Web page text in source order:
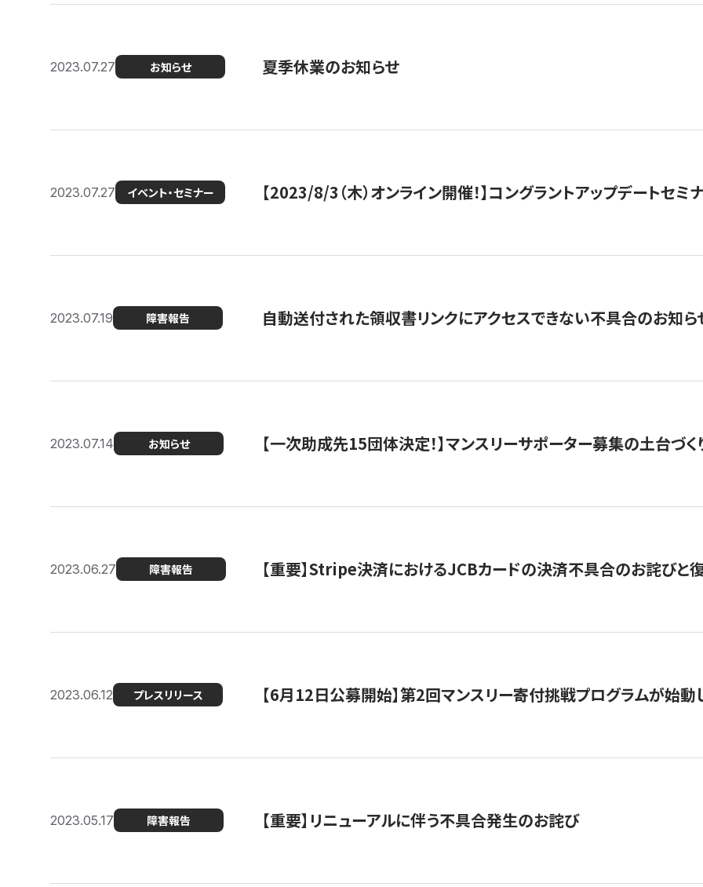
2023.07.27 お知らせ 夏季休業のお知らせ
2023.07.27 イベント・セミナー 【2023/8/3（木）オンライン開催！】コングラントアップデートセ
2023.07.19 障害報告 自動送付された領収書リンクにアクセスできない不具合のお知ら
2023.07.14 お知らせ 【一次助成先15団体決定！】マンスリーサポーター募集の土台づ
2023.06.27 障害報告 【重要】Stripe決済におけるJCBカードの決済不具合のお詫びと
2023.06.12 プレスリリース 【6月12日公募開始】第2回マンスリー寄付挑戦プログラムが始動
2023.05.17 障害報告 【重要】リニューアルに伴う不具合発生のお詫び